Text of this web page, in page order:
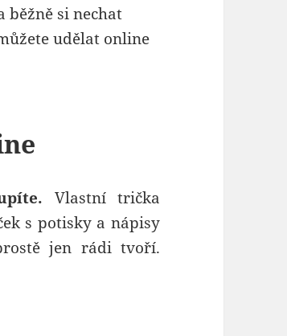
běžně si nechat
udělat online
Vlastní trička
s potisky a nápisy
jen rádi tvoří.